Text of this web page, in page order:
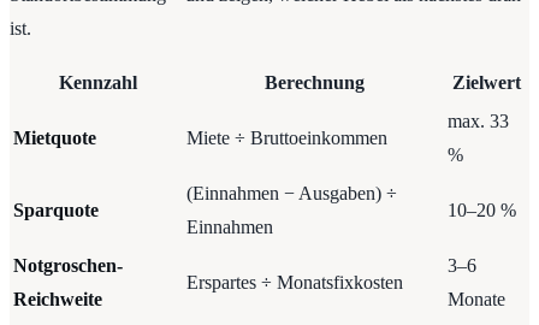
ist.
Kennzahl Berechnung Zielwert
Mietquote Miete ÷ Bruttoeinkommen
max. 33
%
Sparquote
(Einnahmen − Ausgaben) ÷
Einnahmen
10–20 %
Notgroschen-
Reichweite
Erspartes ÷ Monatsfixkosten
3–6
Monate